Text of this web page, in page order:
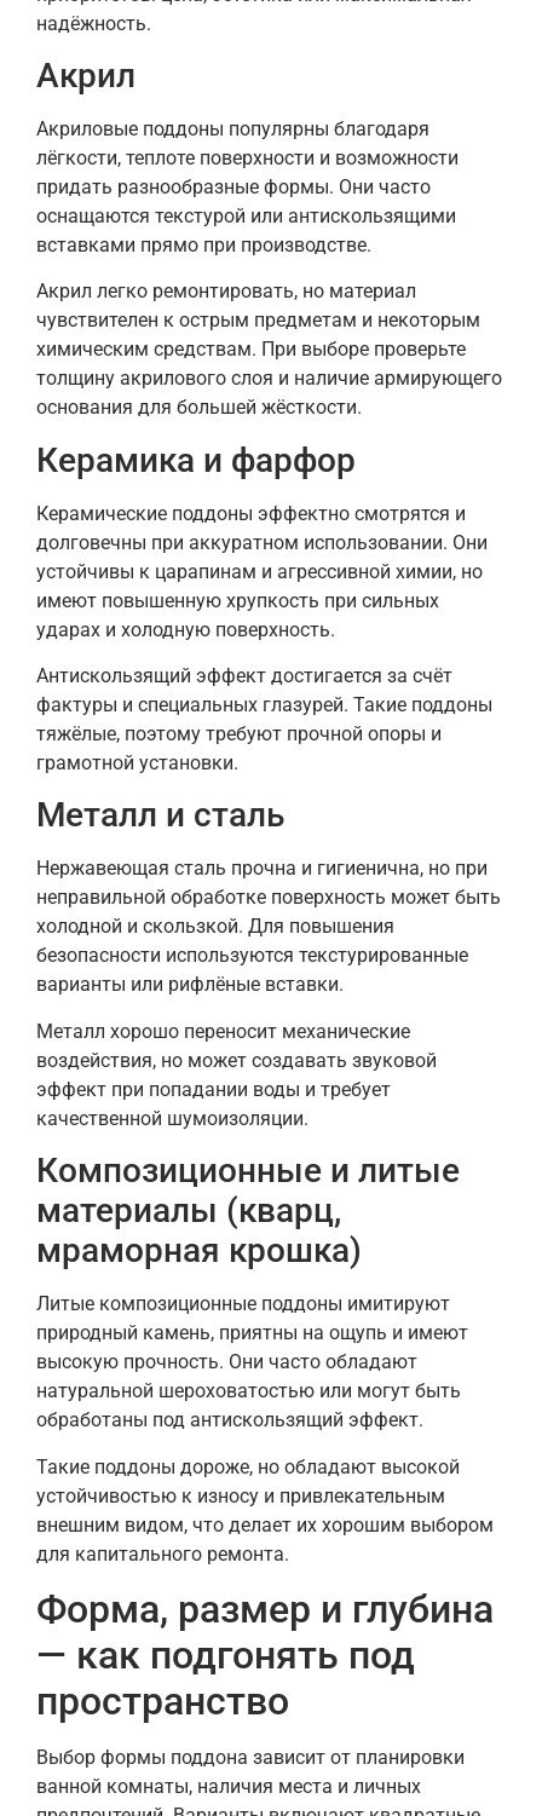
надёжность.
Акрил
Акриловые поддоны популярны благодаря
лёгкости, теплоте поверхности и возможности
придать разнообразные формы. Они часто
оснащаются текстурой или антискользящими
вставками прямо при производстве.
Акрил легко ремонтировать, но материал
чувствителен к острым предметам и некоторым
химическим средствам. При выборе проверьте
толщину акрилового слоя и наличие армирующего
основания для большей жёсткости.
Керамика и фарфор
Керамические поддоны эффектно смотрятся и
долговечны при аккуратном использовании. Они
устойчивы к царапинам и агрессивной химии, но
имеют повышенную хрупкость при сильных
ударах и холодную поверхность.
Антискользящий эффект достигается за счёт
фактуры и специальных глазурей. Такие поддоны
тяжёлые, поэтому требуют прочной опоры и
грамотной установки.
Металл и сталь
Нержавеющая сталь прочна и гигиенична, но при
неправильной обработке поверхность может быть
холодной и скользкой. Для повышения
безопасности используются текстурированные
варианты или рифлёные вставки.
Металл хорошо переносит механические
воздействия, но может создавать звуковой
эффект при попадании воды и требует
качественной шумоизоляции.
Композиционные и литые
материалы (кварц,
мраморная крошка)
Литые композиционные поддоны имитируют
природный камень, приятны на ощупь и имеют
высокую прочность. Они часто обладают
натуральной шероховатостью или могут быть
обработаны под антискользящий эффект.
Такие поддоны дороже, но обладают высокой
устойчивостью к износу и привлекательным
внешним видом, что делает их хорошим выбором
для капитального ремонта.
Форма, размер и глубина
— как подгонять под
пространство
Выбор формы поддона зависит от планировки
ванной комнаты, наличия места и личных